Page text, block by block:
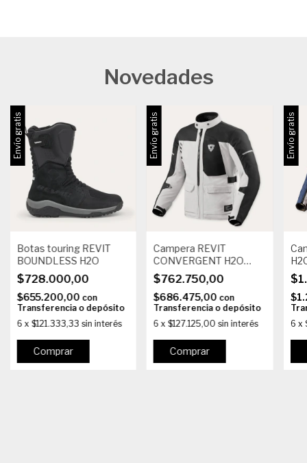
Novedades
Envío gratis
Botas touring REVIT
BOUNDLESS H2O
$728.000,00
$655.200,00 con
Transferencia o depósito
6 x $121.333,33 sin interés
Comprar
Envío gratis
Campera REVIT
CONVERGENT H2O
Silver Black
$762.750,00
$686.475,00con
Transferencia o depósito
6 x$127.125,00 sin interés
Comprar
Envío gratis
6 x